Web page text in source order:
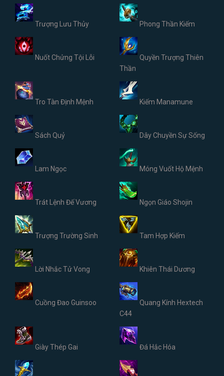
Trượng Lưu Thủy Phong Thần Kiếm
Nuốt Chửng Tội Lỗi
Quyền Trượng Thiên
Thần
Tro Tàn Định Mệnh Kiếm Manamune
Sách Quỷ Dây Chuyền Sự Sống
Lam Ngọc Móng Vuốt Hộ Mệnh
Trát Lệnh Đế Vương Ngọn Giáo Shojin
Trượng Trường Sinh Tam Hợp Kiếm
Lời Nhắc Tử Vong Khiên Thái Dương
Cuồng Đao Guinsoo
Quang Kính Hextech
C44
Giày Thép Gai Đá Hắc Hóa